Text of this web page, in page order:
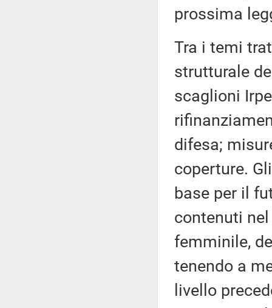
prossima
Tra i temi
strutturale
scaglioni
difesa;
coperture.
base per il
contenuti
femminile,
tenendo a
livello